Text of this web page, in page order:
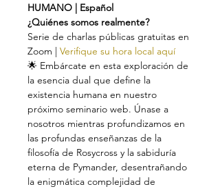
HUMANO | Español
¿Quiénes somos realmente?
Serie de charlas públicas gratuitas en
Zoom | Verifique su hora local aquí
🌟 Embárcate en esta exploración de
la esencia dual que define la
existencia humana en nuestro
próximo seminario web. Únase a
nosotros mientras profundizamos en
las profundas enseñanzas de la
filosofía de Rosycross y la sabiduría
eterna de Pymander, desentrañando
la enigmática complejidad de